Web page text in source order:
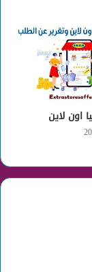
اون لاين